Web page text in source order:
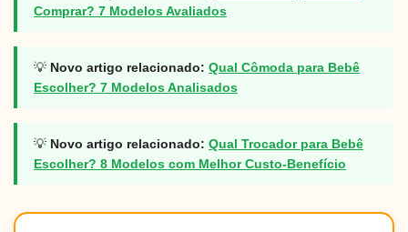
Comprar? 7 Modelos Avaliados
💡 Novo artigo relacionado: Qual Cômoda para Bebê
Escolher? 7 Modelos Analisados
💡 Novo artigo relacionado: Qual Trocador para Bebê
Escolher? 8 Modelos com Melhor Custo-Benefício